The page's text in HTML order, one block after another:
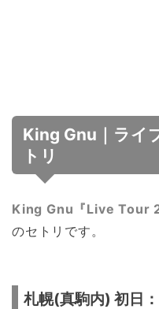
King Gnu｜ライ
トリ
King Gnu『Live Tour
のセトリです。
札幌(真駒内) 初日